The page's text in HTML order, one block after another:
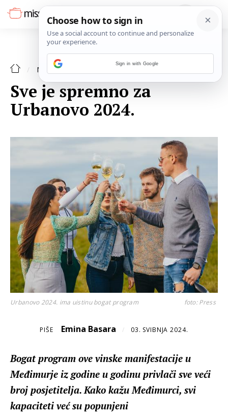
NAJAVE
Sve je spremno za
Urbanovo 2024.
Urbanovo 2024. ima uistinu bogat program foto: Press
PIŠE Emina Basara / 03. SVIBNJA 2024.
Bogat program ove vinske manifestacije u
Međimurje iz godine u godinu privlači sve veći
broj posjetitelja. Kako kažu Međimurci, svi
kapaciteti već su popunjeni
Sign in with Google